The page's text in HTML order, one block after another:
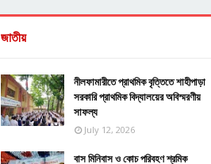
জাতীয়
নীলফামারীতে প্রাথমিক বৃত্তিতে শাহীপাড়া
সরকারি প্রাথমিক বিদ্যালয়ের অবিস্মরণীয়
সাফল্য
July 12, 2026
বাস মিনিবাস ও কোচ পরিবহণ শ্রমিক